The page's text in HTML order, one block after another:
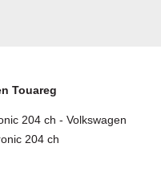
Touareg
204 ch - Volkswagen
204 ch